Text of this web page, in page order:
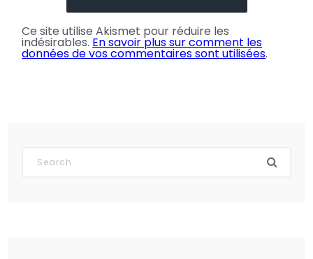
Ce site utilise Akismet pour réduire les
indésirables. En savoir plus sur comment les
données de vos commentaires sont utilisées.